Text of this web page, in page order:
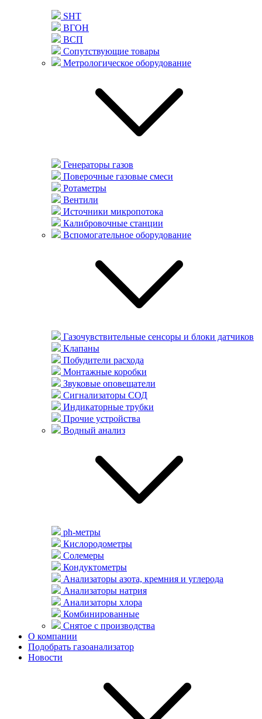
SHT
ВГОН
ВСП
Сопутствующие товары
Метрологическое оборудование
Генераторы газов
Поверочные газовые смеси
Ротаметры
Вентили
Источники микропотока
Калибровочные станции
Вспомогательное оборудование
Газочувствительные сенсоры и блоки датчиков
Клапаны
Побудители расхода
Монтажные коробки
Звуковые оповещатели
Сигнализаторы СОД
Индикаторные трубки
Прочие устройства
Водный анализ
ph-метры
Кислородометры
Солемеры
Кондуктометры
Анализаторы азота, кремния и углерода
Анализаторы натрия
Анализаторы хлора
Комбинированные
Снятое с производства
О компании
Подобрать газоанализатор
Новости